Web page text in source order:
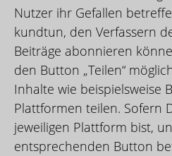
Nutzer ihr Gefallen
kundtun, den Verfassern
Beiträge abonnieren
den Button „Teilen“
Inhalte wie beispielsweise
Plattformen teilen. Sofern
jeweiligen Plattform bist,
entsprechenden Button